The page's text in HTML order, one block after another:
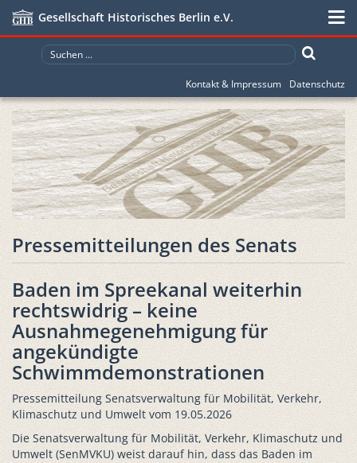
Gesellschaft Historisches Berlin e.V.
Kontakt & Impressum Datenschutz
Pressemitteilungen des Senats
Baden im Spreekanal weiterhin
rechtswidrig – keine
Ausnahmegenehmigung für
angekündigte
Schwimmdemonstrationen
Pressemitteilung Senatsverwaltung für Mobilität, Verkehr,
Klimaschutz und Umwelt vom 19.05.2026
Die Senatsverwaltung für Mobilität, Verkehr, Klimaschutz und
Umwelt (SenMVKU) weist darauf hin, dass das Baden im